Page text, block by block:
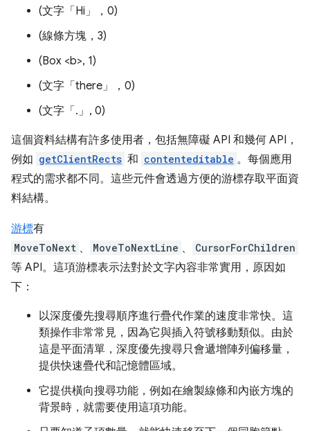
(文字「Hi」，0)
(線條方塊，3)
(Box <b>, 1)
(文字「there」，0)
(文字「.」, 0)
這個資料結構有許多使用者，包括無障礙 API 和幾何 API，
例如 getClientRects 和 contenteditable 。每個應用
程式的需求都不同。這些元件會透過方便的游標存取平面資
料結構。
游標有
MoveToNext 、 MoveToNextLine 、 CursorForChildren
等 API。這項游標表示法對於文字內容非常實用，原因如
下：
以深度優先搜尋順序進行疊代作業的速度非常快。這
類操作非常常見，因為它與插入符號移動類似。由於
這是平面清單，深度優先搜尋只會遞增陣列偏移量，
提供快速疊代和記憶體區域。
它提供橫向搜尋功能，例如在繪製線條和內嵌方塊的
背景時，就需要使用這項功能。